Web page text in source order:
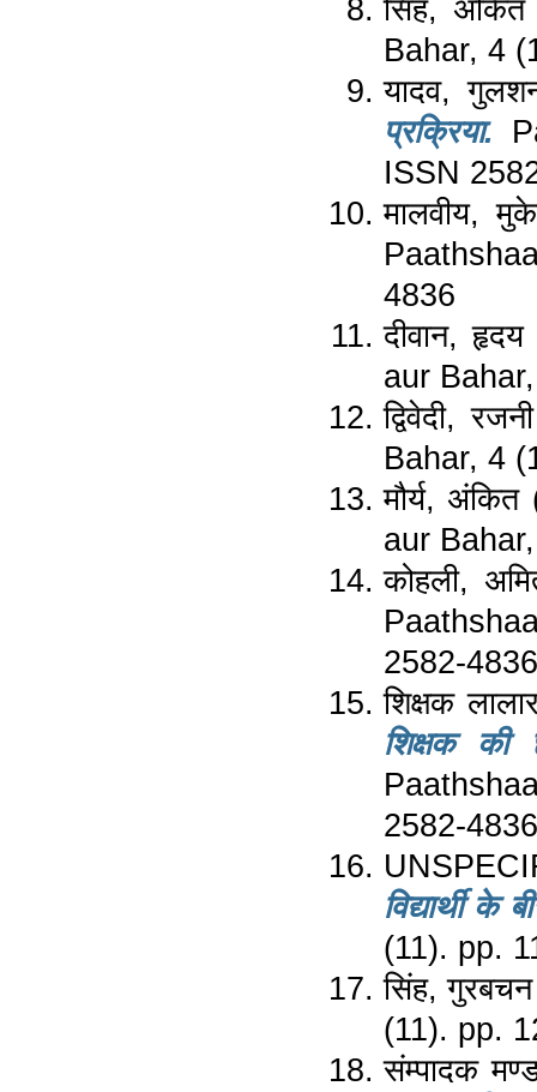
सिंह, अंकित
Bahar, 4
यादव,
प्रक्रिया.
ISSN
मालवीय,
4836
दीवान, हृदय
aur
द्विवेदी, रजनी
Bahar, 4
मौर्य, अंकित
aur
कोहली,
2582-4836
शिक्षक
शिक्षक
2582-4836
विद्यार्थी के
(11). pp.
सिंह, गुरबचन
(11). pp.
संम्पादक